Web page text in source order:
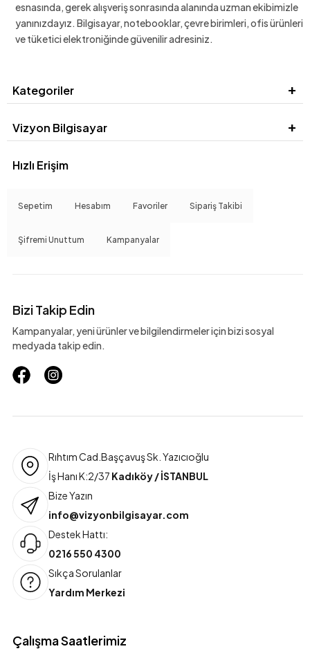
esnasında, gerek alışveriş sonrasında alanında uzman ekibimizle
yanınızdayız. Bilgisayar, notebooklar, çevre birimleri, ofis ürünleri
ve tüketici elektroniğinde güvenilir adresiniz.
Kategoriler
Vizyon Bilgisayar
Hızlı Erişim
Sepetim Hesabım Favoriler Sipariş Takibi
Şifremi Unuttum Kampanyalar
Bizi Takip Edin
Kampanyalar, yeni ürünler ve bilgilendirmeler için bizi sosyal
medyada takip edin.
Rıhtım Cad.Başçavuş Sk. Yazıcıoğlu
İş Hanı K:2/37 Kadıköy / İSTANBUL
Bize Yazın
info@vizyonbilgisayar.com
Destek Hattı:
0216 550 4300
Sıkça Sorulanlar
Yardım Merkezi
Çalışma Saatlerimiz